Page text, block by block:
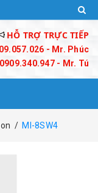
HỖ TRỢ TRỰC TIẾP
- Mr. Phúc
0909.340.947 - Mr. Tú
/ MI-8SW4